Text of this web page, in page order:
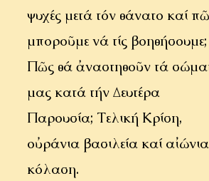
ψυχές μετά τόν θάνατο καί
μποροῦμε νά τίς βοηθήσουμε;
Πῶς θά ἀναστηθοῦν τά
μας κατά τήν Δευτέρα
Παρουσία; Τελική Κρίση,
οὐράνια βασιλεία καί αἰώνια
κόλαση.